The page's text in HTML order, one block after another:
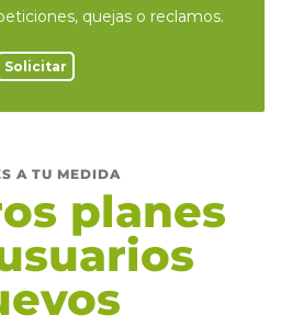
quejas o reclamos.
Solicitar
A TU MEDIDA
planes